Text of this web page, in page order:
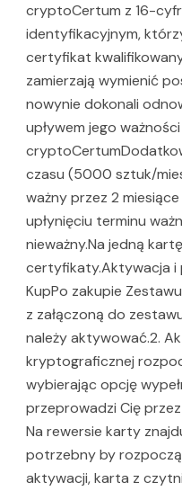
cryptoCertum z 16-
identyfikacyjnym,
certyfikat
zamierzają wymienić
nowynie dokonali
upływem jego
czasu (5000 sztuk/
ważny przez 2
upłynięciu terminu
nieważny.Na jedną
certyfikaty.Aktywacja i
KupPo zakupie
z załączoną do
należy aktywować.2.
kryptograficznej
wybierając opcję
przeprowadzi Cię
Na rewersie karty
potrzebny by
aktywacji, karta z